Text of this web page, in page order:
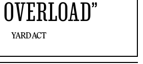
YARD ACT